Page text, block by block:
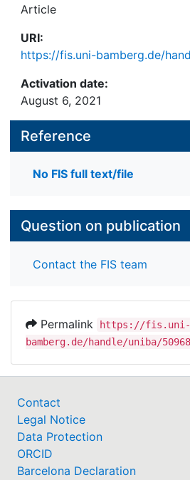
Article
URI:
https://fis.uni-bamberg.de/
Activation date:
August 6, 2021
Reference
No FIS full text/file
Question on publication
Contact the FIS team
Permalink
https://fis.uni-
bamberg.de/handle/uniba/50968
Contact
Legal Notice
Data Protection
ORCID
Barcelona Declaration